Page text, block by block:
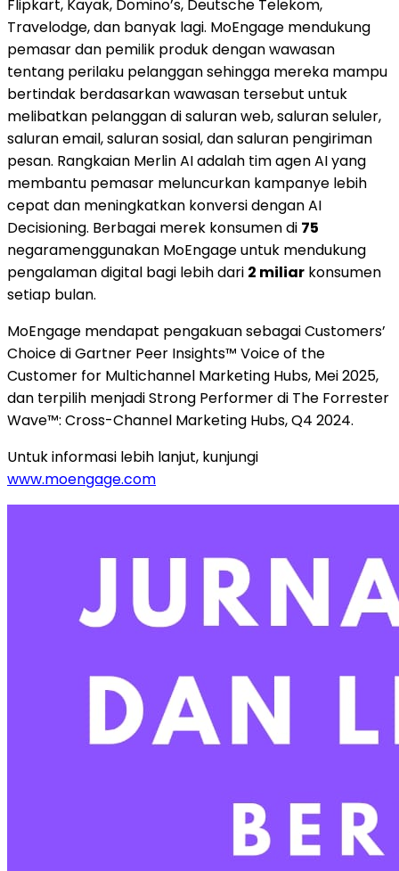
Flipkart, Kayak, Domino’s, Deutsche Telekom,
Travelodge, dan banyak lagi. MoEngage mendukung
pemasar dan pemilik produk dengan wawasan
tentang perilaku pelanggan sehingga mereka mampu
bertindak berdasarkan wawasan tersebut untuk
melibatkan pelanggan di saluran web, saluran seluler,
saluran email, saluran sosial, dan saluran pengiriman
pesan. Rangkaian Merlin AI adalah tim agen AI yang
membantu pemasar meluncurkan kampanye lebih
cepat dan meningkatkan konversi dengan AI
Decisioning. Berbagai merek konsumen di 75
negaramenggunakan MoEngage untuk mendukung
pengalaman digital bagi lebih dari 2 miliar konsumen
setiap bulan.
MoEngage mendapat pengakuan sebagai Customers’
Choice di Gartner Peer Insights™ Voice of the
Customer for Multichannel Marketing Hubs, Mei 2025,
dan terpilih menjadi Strong Performer di The Forrester
Wave™: Cross-Channel Marketing Hubs, Q4 2024.
Untuk informasi lebih lanjut, kunjungi
www.moengage.com